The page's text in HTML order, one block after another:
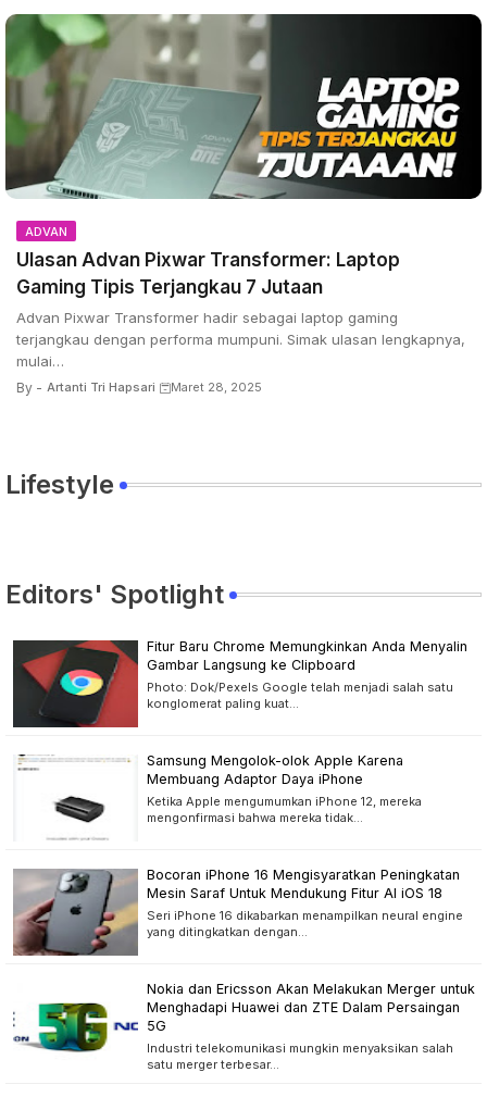
ADVAN
Ulasan Advan Pixwar Transformer: Laptop
Gaming Tipis Terjangkau 7 Jutaan
Advan Pixwar Transformer hadir sebagai laptop gaming
terjangkau dengan performa mumpuni. Simak ulasan lengkapnya,
mulai…
By - Artanti Tri Hapsari Maret 28, 2025
Lifestyle
Editors' Spotlight
Fitur Baru Chrome Memungkinkan Anda Menyalin
Gambar Langsung ke Clipboard
Photo: Dok/Pexels Google telah menjadi salah satu
konglomerat paling kuat…
Samsung Mengolok-olok Apple Karena
Membuang Adaptor Daya iPhone
Ketika Apple mengumumkan iPhone 12, mereka
mengonfirmasi bahwa mereka tidak…
Bocoran iPhone 16 Mengisyaratkan Peningkatan
Mesin Saraf Untuk Mendukung Fitur AI iOS 18
Seri iPhone 16 dikabarkan menampilkan neural engine
yang ditingkatkan dengan…
Nokia dan Ericsson Akan Melakukan Merger untuk
Menghadapi Huawei dan ZTE Dalam Persaingan
5G
Industri telekomunikasi mungkin menyaksikan salah
satu merger terbesar…